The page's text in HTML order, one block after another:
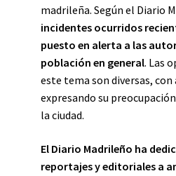
madrileña. Según el Diario
incidentes ocurridos
puesto en alerta a las
población en general. Las
este tema son diversas, con
expresando su
la ciudad.
El Diario Madrileño ha
reportajes y editoriales a